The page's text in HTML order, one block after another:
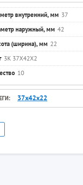
внутренний, мм 37
наружный, мм 42
(ширина), мм 22
3К 37X42X2
10
37х42х22